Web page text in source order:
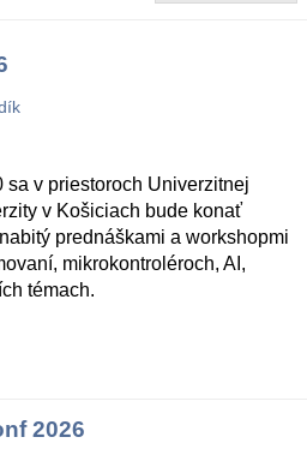
sa v priestoroch Univerzitnej
v Košiciach bude konať
prednáškami a workshopmi
mikrokontroléroch, AI,
témach.
2026